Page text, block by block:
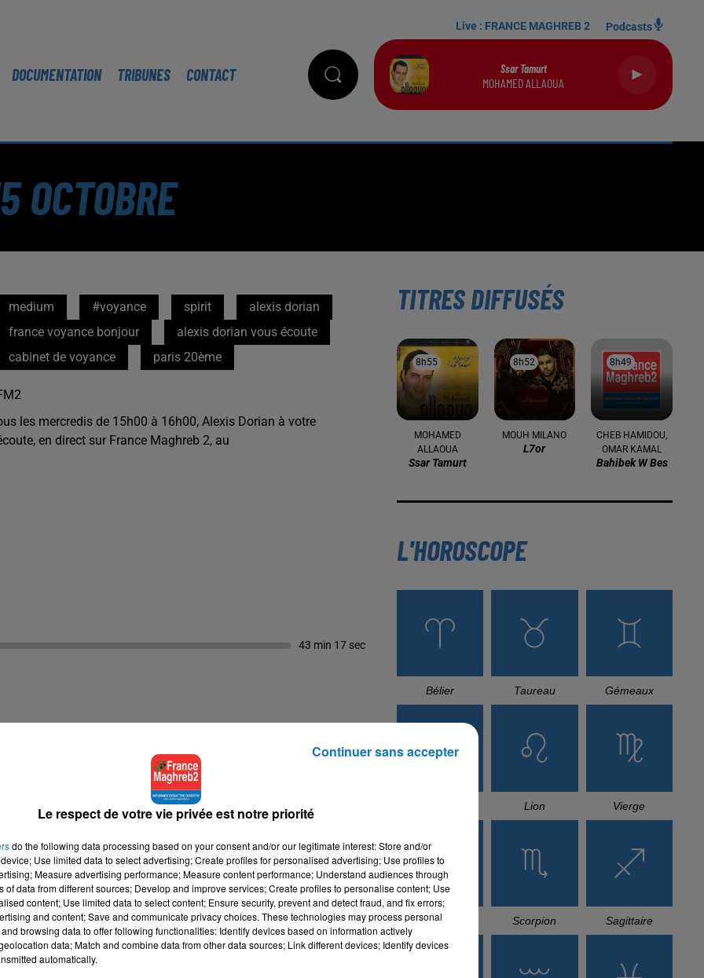
DOCUMENTATION TRIBUNES CONTACT
Live : FRANCE MAGHREB 2 Podcasts
Ssar Tamurt
MOHAMED ALLAOUA
OCTOBRE
medium #voyance spirit
alexis dorian
france voyance bonjour
alexis dorian vous écoute
cabinet de voyance
paris 20ème
les mercredis de 15h00 à 16h00, Alexis Dorian à votre
en direct sur France Maghreb 2, au
43 min 17 sec
réécouter l’émission
toutes les plateformes
Bonjour :
TITRES DIFFUSÉS
8h55
8h55
MOHAMED
ALLAOUA
Ssar Tamurt
8h52
8h52
MOUH MILANO
L7or
8h49
8h49
CHEB HAMIDOU,
OMAR KAMAL
Bahibek W Bes
L'HOROSCOPE
Bélier Taureau Gémeaux
Lion Vierge
Balance Scorpion Sagittaire
Le respect de votre vie privée est notre priorité
do the following data processing based on your consent and/or our legitimate interest: Store and/or
Use limited data to select advertising; Create profiles for personalised advertising; Use profiles to
Measure advertising performance; Measure content performance; Understand audiences through
of data from different sources; Develop and improve services; Create profiles to personalise content; Use
content; Use limited data to select content; Ensure security, prevent and detect fraud, and fix errors;
and content; Save and communicate privacy choices. These technologies may process personal
browsing data to offer following functionalities: Identify devices based on information actively
data; Match and combine data from other data sources; Link different devices; Identify devices
automatically.
Continuer sans accepter